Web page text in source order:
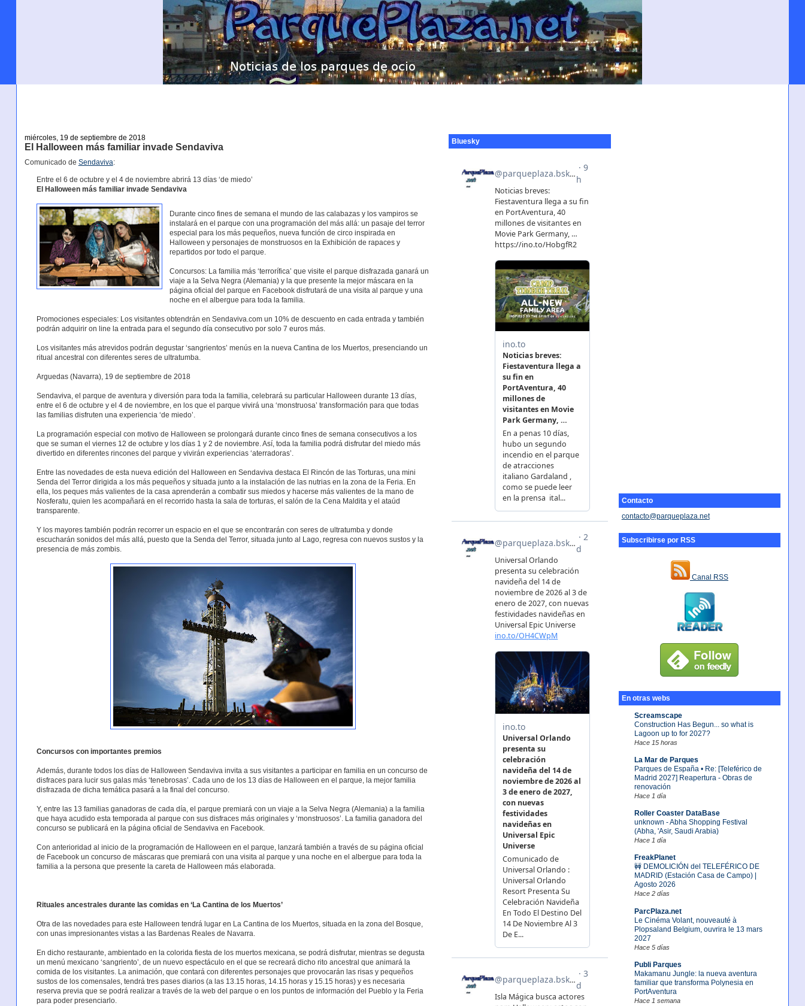
Contacto
contacto@parqueplaza.net
Subscribirse por RSS
Canal RSS
En otras webs
Screamscape
Construction Has Begun... so what is
Lagoon up to for 2027?
Hace 15 horas
La Mar de Parques
Parques de España • Re: [Teleférico de
Madrid 2027] Reapertura - Obras de
renovación
Hace 1 día
Roller Coaster DataBase
unknown - Abha Shopping Festival
(Abha, 'Asir, Saudi Arabia)
Hace 1 día
FreakPlanet
🚧 DEMOLICIÓN del TELEFÉRICO DE
MADRID (Estación Casa de Campo) |
Agosto 2026
Hace 2 días
ParcPlaza.net
Le Cinéma Volant, nouveauté à
Plopsaland Belgium, ouvrira le 13 mars
2027
Hace 5 días
Publi Parques
Makamanu Jungle: la nueva aventura
familiar que transforma Polynesia en
PortAventura
Hace 1 semana
miércoles, 19 de septiembre de 2018
El Halloween más familiar invade Sendaviva
Comunicado de Sendaviva:
Entre el 6 de octubre y el 4 de noviembre abrirá 13 días ‘de miedo’
El Halloween más familiar invade Sendaviva
Durante cinco fines de semana el mundo de las calabazas y los vampiros se
instalará en el parque con una programación del más allá: un pasaje del terror
especial para los más pequeños, nueva función de circo inspirada en
Halloween y personajes de monstruosos en la Exhibición de rapaces y
repartidos por todo el parque.
Concursos: La familia más ‘terrorífica’ que visite el parque disfrazada ganará un
viaje a la Selva Negra (Alemania) y la que presente la mejor máscara en la
página oficial del parque en Facebook disfrutará de una visita al parque y una
noche en el albergue para toda la familia.
Promociones especiales: Los visitantes obtendrán en Sendaviva.com un 10% de descuento en cada entrada y también
podrán adquirir on line la entrada para el segundo día consecutivo por solo 7 euros más.
Los visitantes más atrevidos podrán degustar ‘sangrientos’ menús en la nueva Cantina de los Muertos, presenciando un
ritual ancestral con diferentes seres de ultratumba.
Arguedas (Navarra), 19 de septiembre de 2018
Sendaviva, el parque de aventura y diversión para toda la familia, celebrará su particular Halloween durante 13 días,
entre el 6 de octubre y el 4 de noviembre, en los que el parque vivirá una ‘monstruosa’ transformación para que todas
las familias disfruten una experiencia ‘de miedo’.
La programación especial con motivo de Halloween se prolongará durante cinco fines de semana consecutivos a los
que se suman el viernes 12 de octubre y los días 1 y 2 de noviembre. Así, toda la familia podrá disfrutar del miedo más
divertido en diferentes rincones del parque y vivirán experiencias ‘aterradoras’.
Entre las novedades de esta nueva edición del Halloween en Sendaviva destaca El Rincón de las Torturas, una mini
Senda del Terror dirigida a los más pequeños y situada junto a la instalación de las nutrias en la zona de la Feria. En
ella, los peques más valientes de la casa aprenderán a combatir sus miedos y hacerse más valientes de la mano de
Nosferatu, quien les acompañará en el recorrido hasta la sala de torturas, el salón de la Cena Maldita y el ataúd
transparente.
Y los mayores también podrán recorrer un espacio en el que se encontrarán con seres de ultratumba y donde
escucharán sonidos del más allá, puesto que la Senda del Terror, situada junto al Lago, regresa con nuevos sustos y la
presencia de más zombis.
Concursos con importantes premios
Además, durante todos los días de Halloween Sendaviva invita a sus visitantes a participar en familia en un concurso de
disfraces para lucir sus galas más ‘tenebrosas’. Cada uno de los 13 días de Halloween en el parque, la mejor familia
disfrazada de dicha temática pasará a la final del concurso.
Y, entre las 13 familias ganadoras de cada día, el parque premiará con un viaje a la Selva Negra (Alemania) a la familia
que haya acudido esta temporada al parque con sus disfraces más originales y ‘monstruosos’. La familia ganadora del
concurso se publicará en la página oficial de Sendaviva en Facebook.
Con anterioridad al inicio de la programación de Halloween en el parque, lanzará también a través de su página oficial
de Facebook un concurso de máscaras que premiará con una visita al parque y una noche en el albergue para toda la
familia a la persona que presente la careta de Halloween más elaborada.
Rituales ancestrales durante las comidas en ‘La Cantina de los Muertos’
Otra de las novedades para este Halloween tendrá lugar en La Cantina de los Muertos, situada en la zona del Bosque,
con unas impresionantes vistas a las Bardenas Reales de Navarra.
En dicho restaurante, ambientado en la colorida fiesta de los muertos mexicana, se podrá disfrutar, mientras se degusta
un menú mexicano ‘sangriento’, de un nuevo espectáculo en el que se recreará dicho rito ancestral que animará la
comida de los visitantes. La animación, que contará con diferentes personajes que provocarán las risas y pequeños
sustos de los comensales, tendrá tres pases diarios (a las 13.15 horas, 14.15 horas y 15.15 horas) y es necesaria
reserva previa que se podrá realizar a través de la web del parque o en los puntos de información del Pueblo y la Feria
para poder presenciarlo.
Bluesky